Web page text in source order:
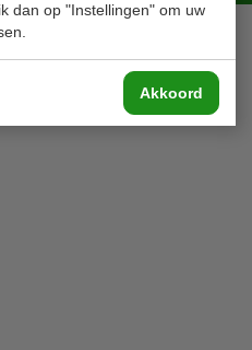
dan op "Instellingen" om uw
Akkoord